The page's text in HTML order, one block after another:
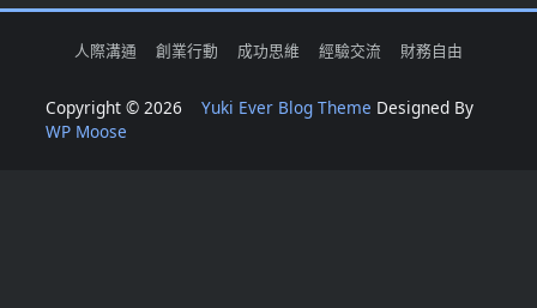
人際溝通 創業行動 成功思維 經驗交流 財務自由
Copyright © 2026 Yuki Ever Blog Theme Designed By
WP Moose